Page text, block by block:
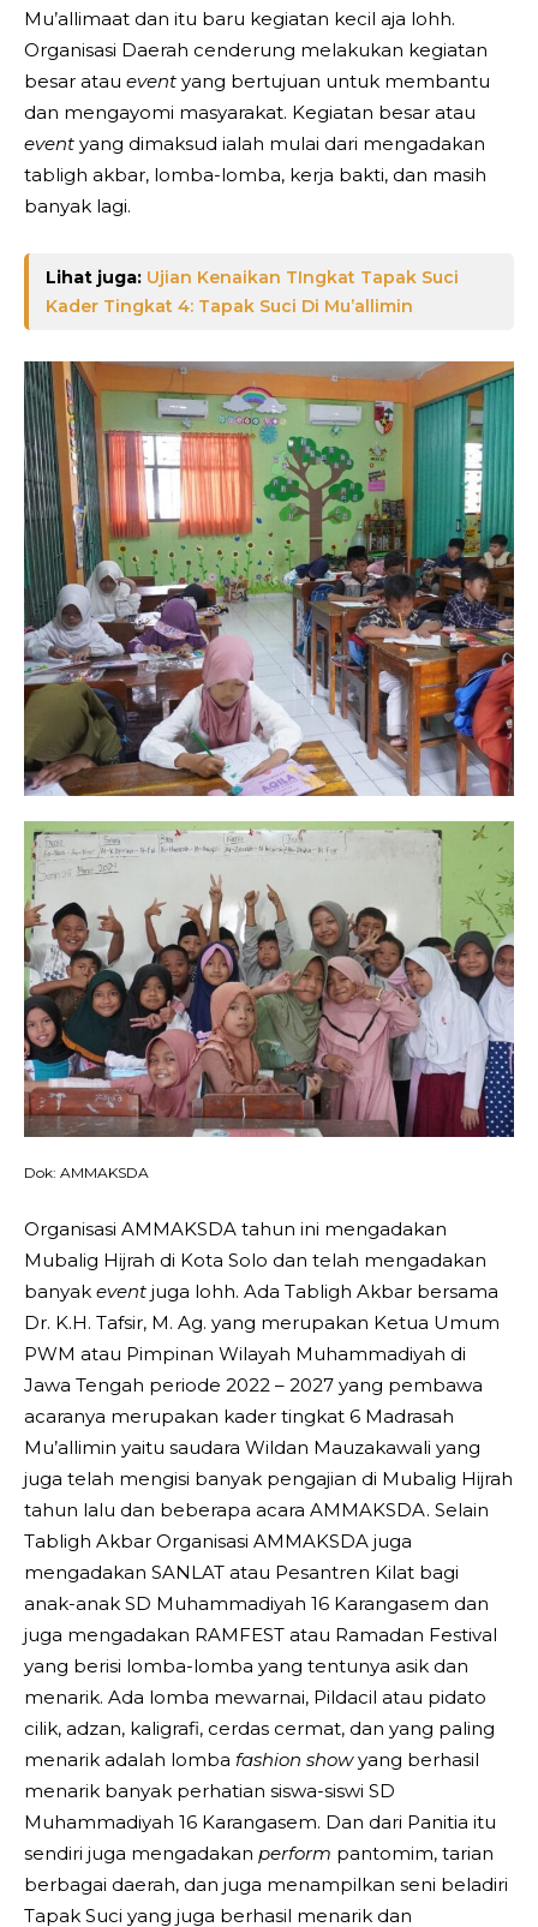
Mu’allimaat dan itu baru kegiatan kecil aja lohh.
Organisasi Daerah cenderung melakukan kegiatan
besar atau event yang bertujuan untuk membantu
dan mengayomi masyarakat. Kegiatan besar atau
event yang dimaksud ialah mulai dari mengadakan
tabligh akbar, lomba-lomba, kerja bakti, dan masih
banyak lagi.
Lihat juga: Ujian Kenaikan TIngkat Tapak Suci
Kader Tingkat 4: Tapak Suci Di Mu’allimin
Dok: AMMAKSDA
Organisasi AMMAKSDA tahun ini mengadakan
Mubalig Hijrah di Kota Solo dan telah mengadakan
banyak event juga lohh. Ada Tabligh Akbar bersama
Dr. K.H. Tafsir, M. Ag. yang merupakan Ketua Umum
PWM atau Pimpinan Wilayah Muhammadiyah di
Jawa Tengah periode 2022 – 2027 yang pembawa
acaranya merupakan kader tingkat 6 Madrasah
Mu’allimin yaitu saudara Wildan Mauzakawali yang
juga telah mengisi banyak pengajian di Mubalig Hijrah
tahun lalu dan beberapa acara AMMAKSDA. Selain
Tabligh Akbar Organisasi AMMAKSDA juga
mengadakan SANLAT atau Pesantren Kilat bagi
anak-anak SD Muhammadiyah 16 Karangasem dan
juga mengadakan RAMFEST atau Ramadan Festival
yang berisi lomba-lomba yang tentunya asik dan
menarik. Ada lomba mewarnai, Pildacil atau pidato
cilik, adzan, kaligrafi, cerdas cermat, dan yang paling
menarik adalah lomba fashion showyang berhasil
menarik banyak perhatian siswa-siswi SD
Muhammadiyah 16 Karangasem. Dan dari Panitia itu
sendiri juga mengadakan perform pantomim, tarian
berbagai daerah, dan juga menampilkan seni beladiri
Tapak Suci yang juga berhasil menarik dan